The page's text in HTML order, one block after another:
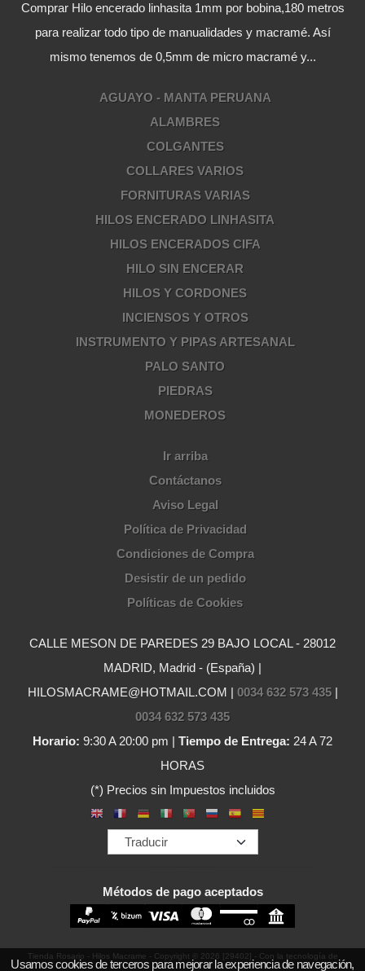
Comprar Hilo encerado linhasita 1mm por bobina,180 metros
para realizar todo tipo de manualidades y macramé. Así
mismo tenemos de 0,5mm de micro macramé y...
AGUAYO - MANTA PERUANA
ALAMBRES
COLGANTES
COLLARES VARIOS
FORNITURAS VARIAS
HILOS ENCERADO LINHASITA
HILOS ENCERADOS CIFA
HILO SIN ENCERAR
HILOS Y CORDONES
INCIENSOS Y OTROS
INSTRUMENTO Y PIPAS ARTESANAL
PALO SANTO
PIEDRAS
MONEDEROS
Ir arriba
Contáctanos
Aviso Legal
Política de Privacidad
Condiciones de Compra
Desistir de un pedido
Políticas de Cookies
CALLE MESON DE PAREDES 29 BAJO LOCAL - 28012
MADRID, Madrid - (España) |
HILOSMACRAME@HOTMAIL.COM | 0034 632 573 435|
0034 632 573 435
Horario: 9:30 A 20:00 pm | Tiempo de Entrega: 24 A 72
HORAS
(*) Precios sin Impuestos incluidos
Métodos de pago aceptados
Tienda Rosario - Hilos Macrame - Copyright © 2026 [29402] - Con la tecnología de
Usamos cookies de terceros para mejorar la experiencia de navegación,